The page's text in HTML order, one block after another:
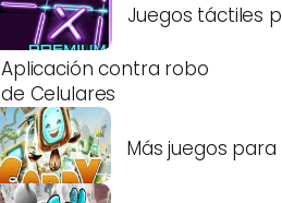
Juegos táctiles
Aplicación contra robo
de Celulares
Más juegos para